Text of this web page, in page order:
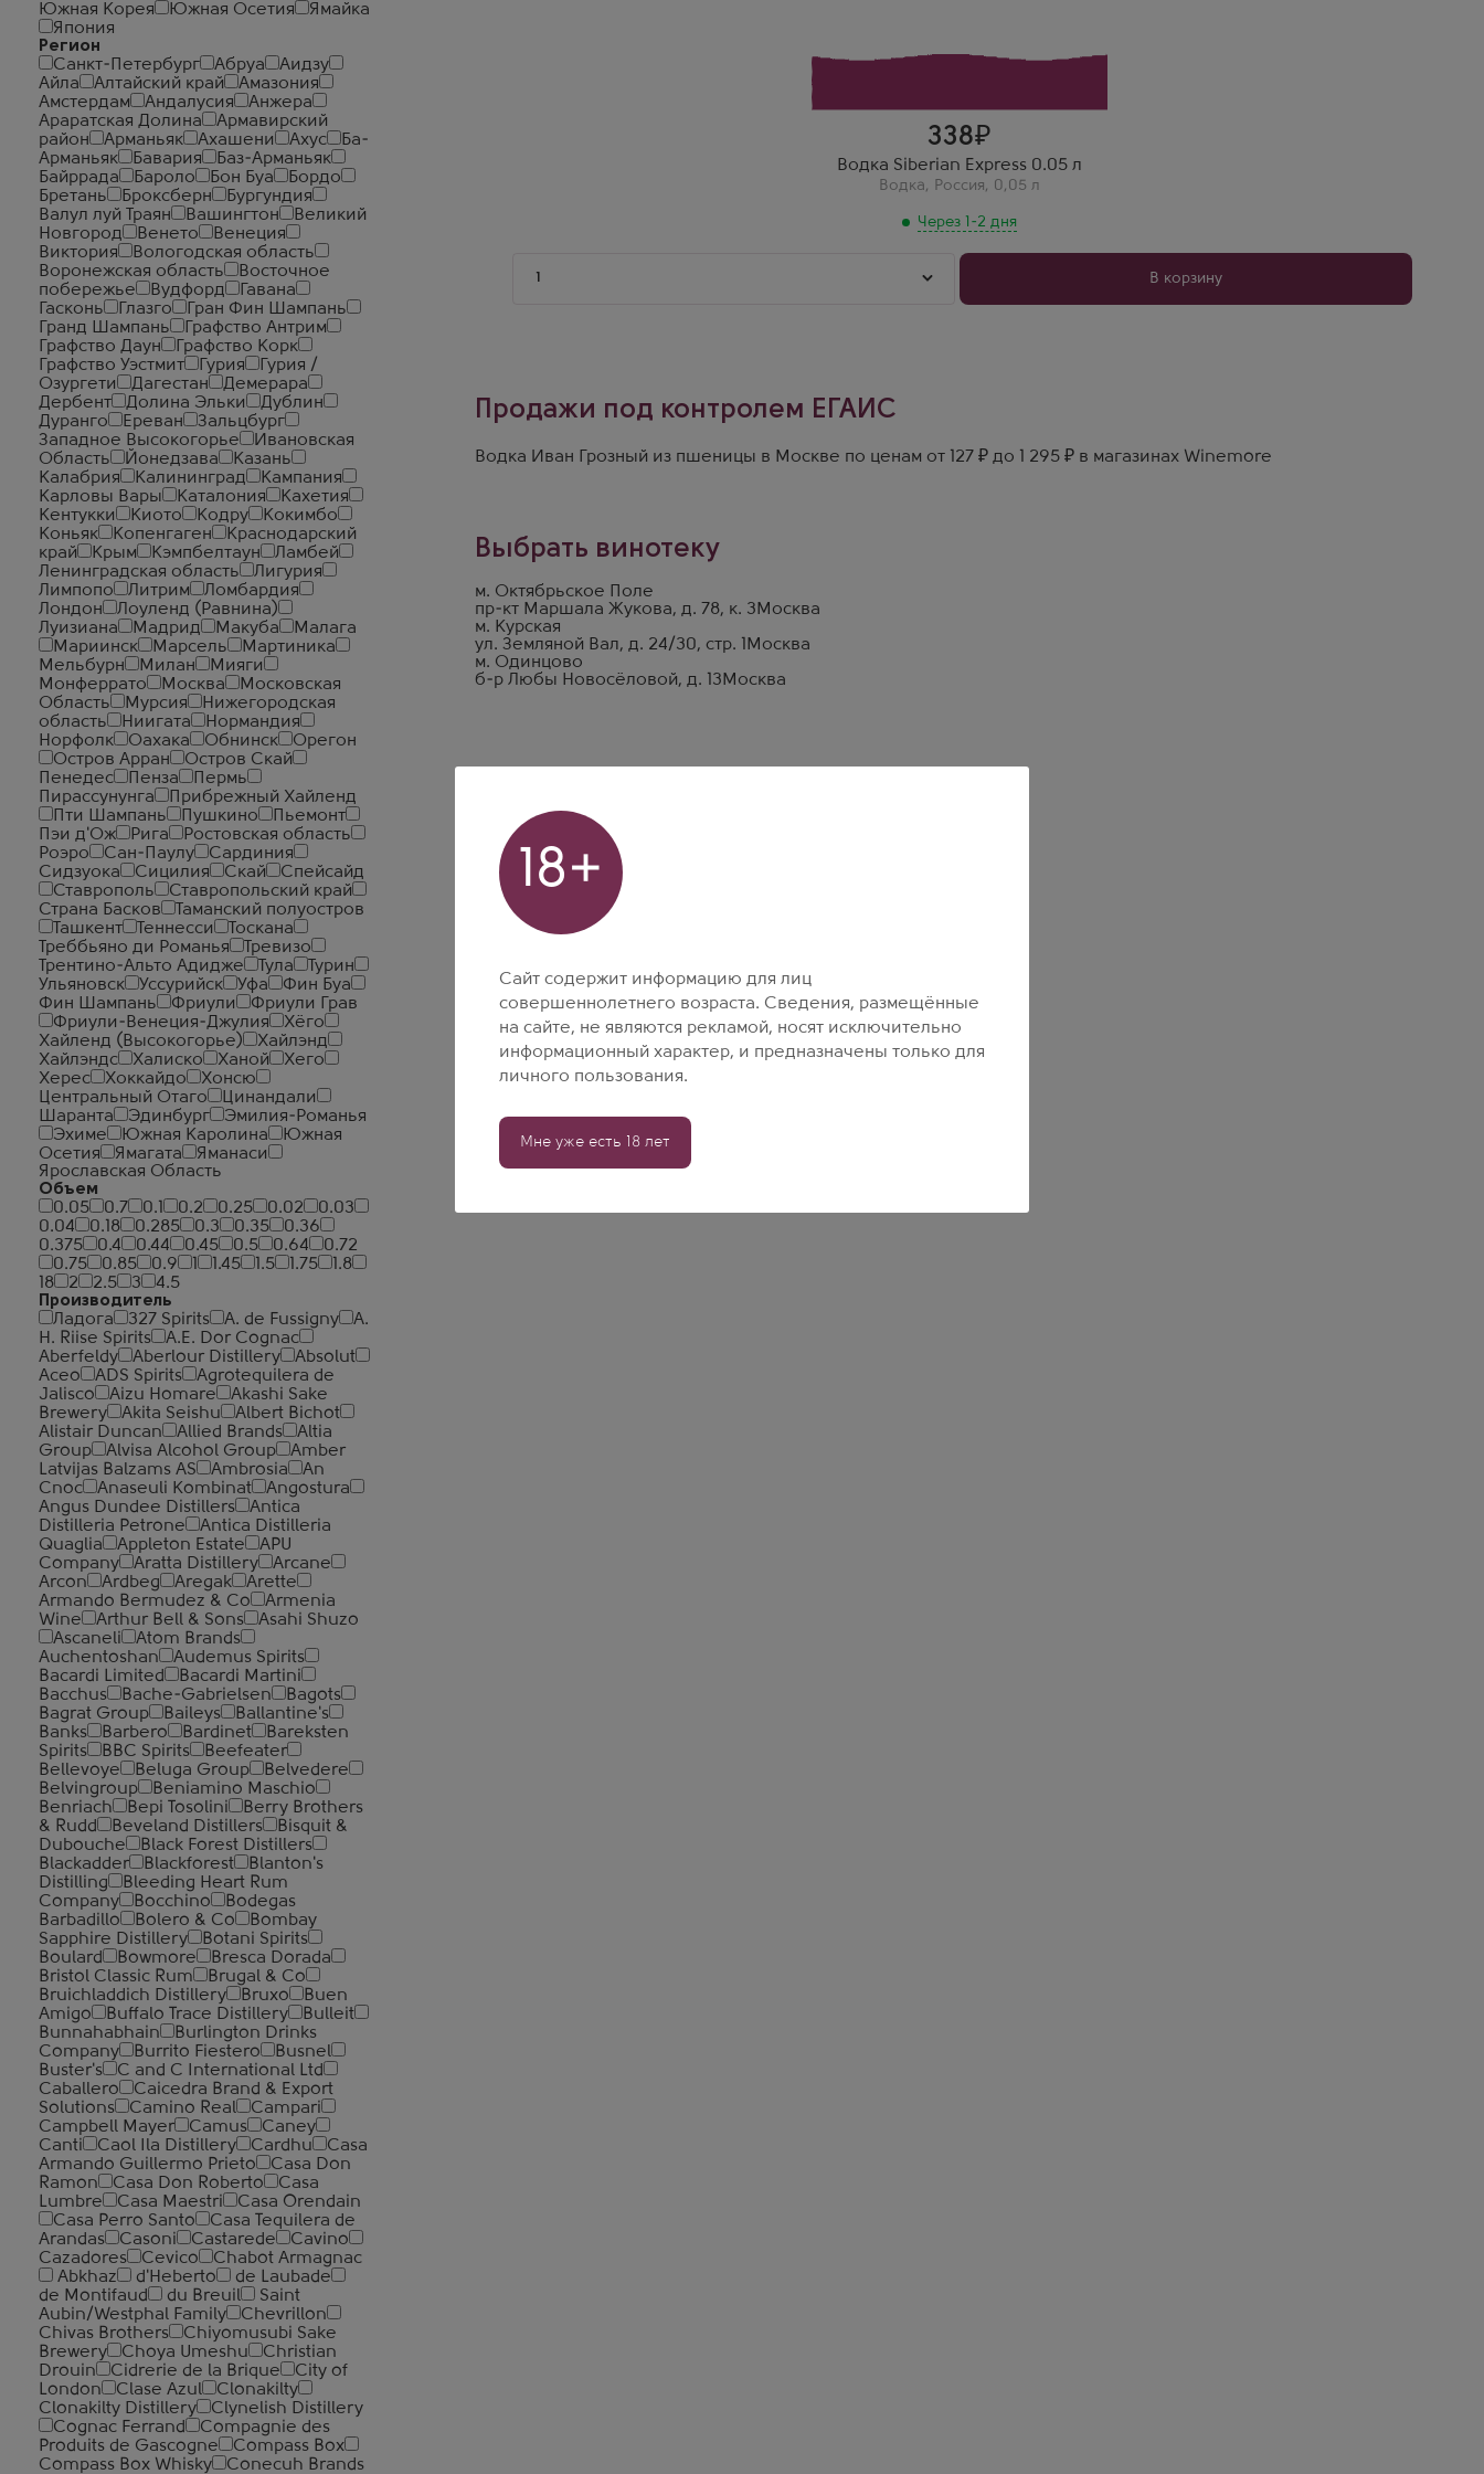
Южная Корея
Южная Осетия
Ямайка
Япония
Регион
Санкт-Петербург
Абруа
Аидзу
Айла
Алтайский край
Амазония
Амстердам
Андалусия
Анжера
Араратская Долина
Армавирский
район
Арманьяк Ахашени Ахус
Ба-
Арманьяк
Бавария
Баз-Арманьяк
Байррада
Бароло Бон Буа
Бордо
Бретань
Броксберн
Бургундия
Валул луй Траян
Вашингтон
Великий
Новгород
Венето
Венеция
Виктория
Вологодская область
Воронежская область
Восточное
побережье
Вудфорд
Гавана
Гасконь
Глазго
Гран Фин Шампань
Гранд Шампань
Графство Антрим
Графство Даун
Графство Корк
Графство Уэстмит
Гурия
Гурия /
Озургети
Дагестан
Демерара
Дербент
Долина Эльки
Дублин
Дуранго
Ереван
Зальцбург
Западное Высокогорье
Ивановская
Область
Йонедзава
Казань
Калабрия
Калининград
Кампания
Карловы Вары
Каталония
Кахетия
Кентукки
Киото Кодру
Кокимбо
Коньяк
Копенгаген
Краснодарский
край
Крым Кэмпбелтаун
Ламбей
Ленинградская область
Лигурия
Лимпопо
Литрим
Ломбардия
Лондон
Лоуленд (Равнина)
Луизиана
Мадрид Макуба
Малага
Мариинск
Марсель
Мартиника
Мельбурн
Милан
Мияги
Монферрато
Москва
Московская
Область
Мурсия
Нижегородская
область
Ниигата
Нормандия
Норфолк
Оахака Обнинск
Орегон
Остров Арран
Остров Скай
Пенедес
Пенза
Пермь
Пирассунунга
Прибрежный Хайленд
Пти Шампань
Пушкино
Пьемонт
Пэи д'Ож
Рига
Ростовская область
Роэро
Сан-Паулу
Сардиния
Сидзуока
Сицилия Скай
Спейсайд
Ставрополь
Ставропольский край
Страна Басков
Таманский полуостров
Ташкент
Теннесси
Тоскана
Треббьяно ди Романья
Тревизо
Трентино-Альто Адидже
Тула
Турин
Ульяновск
Уссурийск Уфа
Фин Буа
Фин Шампань
Фриули
Фриули Грав
Фриули-Венеция-Джулия
Хёго
Хайленд (Высокогорье)
Хайлэнд
Хайлэндс
Халиско Ханой
Хего
Херес
Хоккайдо
Хонсю
Центральный Отаго
Цинандали
Шаранта
Эдинбург
Эмилия-Романья
Эхиме
Южная Каролина
Южная
Осетия
Ямагата
Яманаси
Ярославская Область
Объем
0.05
0.7 0.1 0.2 0.25 0.02
0.03
0.04
0.18 0.285 0.3 0.35
0.36
0.375
0.4 0.44 0.45 0.5 0.64
0.72
0.75
0.85 0.9 1.45 1.5 1.75
1.8
18
2 2.5 3
4.5
Производитель
Ладога
327 Spirits A. de Fussigny
A.
H. Riise Spirits
A.E. Dor Cognac
Aberfeldy
Aberlour Distillery
Absolut
Aceo
ADS Spirits
Agrotequilera de
Jalisco
Aizu Homare
Akashi Sake
Brewery
Akita Seishu
Albert Bichot
Alistair Duncan
Allied Brands
Altia
Group
Alvisa Alcohol Group
Amber
Latvijas Balzams AS
Ambrosia
An
Cnoc
Anaseuli Kombinat
Angostura
Angus Dundee Distillers
Antica
Distilleria Petrone
Antica Distilleria
Quaglia
Appleton Estate
APU
Company
Aratta Distillery
Arcane
Arcon
Ardbeg Aregak
Arette
Armando Bermudez & Co
Armenia
Wine
Arthur Bell & Sons
Asahi Shuzo
Ascaneli
Atom Brands
Auchentoshan
Audemus Spirits
Bacardi Limited
Bacardi Martini
Bacchus
Bache-Gabrielsen
Bagots
Bagrat Group
Baileys
Ballantine's
Banks
Barbero Bardinet
Bareksten
Spirits
BBC Spirits
Beefeater
Bellevoye
Beluga Group
Belvedere
Belvingroup
Beniamino Maschio
Benriach
Bepi Tosolini
Berry Brothers
& Rudd
Beveland Distillers
Bisquit &
Dubouche
Black Forest Distillers
Blackadder
Blackforest
Blanton's
Distilling
Bleeding Heart Rum
Company
Bocchino
Bodegas
Barbadillo
Bolero & Co
Bombay
Sapphire Distillery
Botani Spirits
Boulard
Bowmore
Bresca Dorada
Bristol Classic Rum
Brugal & Co
Bruichladdich Distillery
Bruxo
Buen
Amigo
Buffalo Trace Distillery
Bulleit
Bunnahabhain
Burlington Drinks
Company
Burrito Fiestero
Busnel
Buster's
C and C International Ltd
Caballero
Caicedra Brand & Export
Solutions
Camino Real
Campari
Campbell Mayer
Camus
Caney
Canti
Caol Ila Distillery Cardhu
Casa
Armando Guillermo Prieto
Casa Don
Ramon
Casa Don Roberto
Casa
Lumbre
Casa Maestri
Casa Orendain
Casa Perro Santo
Casa Tequilera de
Arandas
Casoni Castarede
Cavino
Cazadores
Cevico
Chabot Armagnac
Abkhaz
d'Heberto
de Laubade
de Montifaud
du Breuil
Saint
Aubin/Westphal Family
Chevrillon
Chivas Brothers
Chiyomusubi Sake
Brewery
Choya Umeshu
Christian
Drouin
Cidrerie de la Brique
City of
London
Clase Azul
Clonakilty
Clonakilty Distillery
Clynelish Distillery
Cognac Ferrand
Compagnie des
Produits de Gascogne
Compass Box
Compass Box Whisky
Conecuh Brands
338
Водка Siberian Express 0.05 л
Водка, Россия, 0,05 л
Через 1-2 дня
1 В корзину
Продажи под контролем ЕГАИС
Водка Иван Грозный из пшеницы в Москве по ценам от 127 ₽ до 1 295 ₽ в магазинах Winemore
Выбрать винотеку
м. Октябрьское Поле
пр-кт Маршала Жукова, д. 78, к. 3 Москва
м. Курская
ул. Земляной Вал, д. 24/30, стр. 1
Москва
м. Одинцово
б-р Любы Новосёловой, д. 13 Москва
18+
Сайт содержит информацию для лиц
совершеннолетнего возраста. Сведения, размещённые
на сайте, не являются рекламой, носят исключительно
информационный характер, и предназначены только для
личного пользования.
Мне уже есть 18 лет